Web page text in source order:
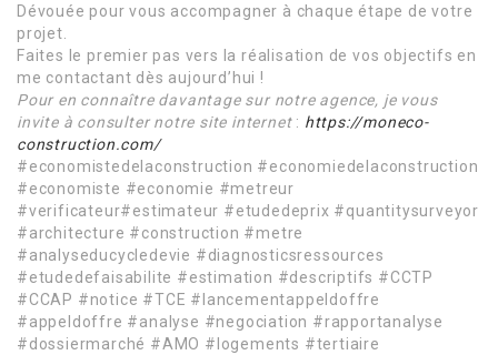
Dévouée pour vous accompagner à chaque étape de votre
projet.
Faites le premier pas vers la réalisation de vos objectifs en
me contactant dès aujourd’hui !
Pour en connaître davantage sur notre agence, je vous
invite à consulter notre site internet : https://moneco-
construction.com/
#economistedelaconstruction #economiedelaconstruction
#economiste #economie #metreur
#verificateur#estimateur #etudedeprix #quantitysurveyor
#architecture #construction #metre
#analyseducycledevie #diagnosticsressources
#etudedefaisabilite #estimation #descriptifs #CCTP
#CCAP #notice #TCE #lancementappeldoffre
#appeldoffre #analyse #negociation #rapportanalyse
#dossiermarché #AMO #logements #tertiaire